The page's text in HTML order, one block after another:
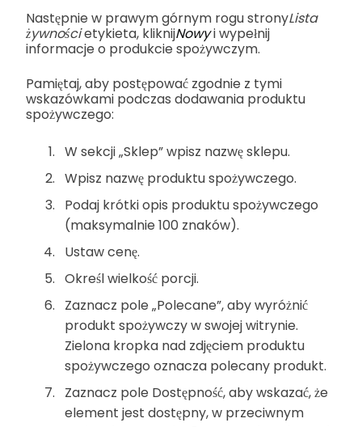
Następnie w prawym górnym rogu stronyLista
żywnościetykieta, kliknijNowyi wypełnij
informacje o produkcie spożywczym.
Pamiętaj, aby postępować zgodnie z tymi
wskazówkami podczas dodawania produktu
spożywczego:
W sekcji „Sklep” wpisz nazwę sklepu.
Wpisz nazwę produktu spożywczego.
Podaj krótki opis produktu spożywczego
(maksymalnie 100 znaków).
Ustaw cenę.
Określ wielkość porcji.
Zaznacz pole „Polecane”, aby wyróżnić
produkt spożywczy w swojej witrynie.
Zielona kropka nad zdjęciem produktu
spożywczego oznacza polecany produkt.
Zaznacz pole Dostępność, aby wskazać, że
element jest dostępny, w przeciwnym